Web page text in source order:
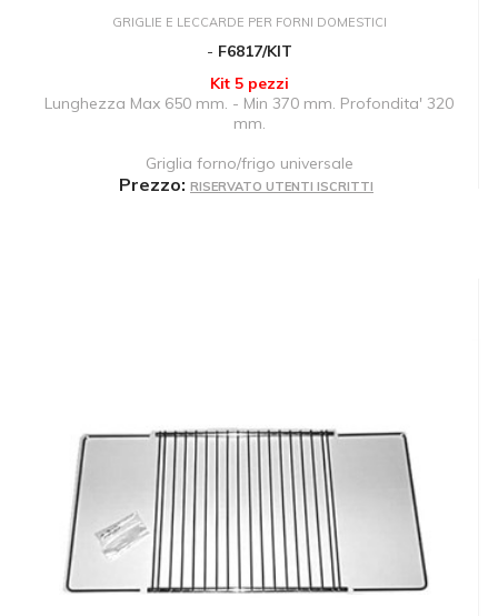
GRIGLIE E LECCARDE PER FORNI DOMESTICI
- F6817/KIT
Kit 5 pezzi
Lunghezza Max 650 mm. - Min 370 mm. Profondita' 320
mm.
Griglia forno/frigo universale
Prezzo: RISERVATO UTENTI ISCRITTI